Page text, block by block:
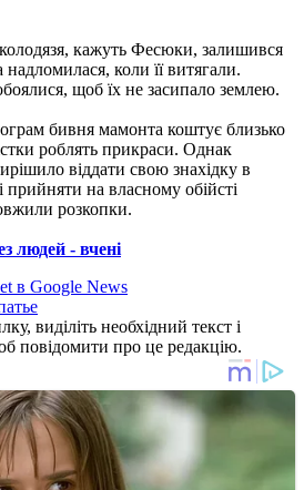
кажуть Фесюки, залишився
коли її витягали.
щоб їх не засипало землею.
бивня мамонта коштує близько
роблять прикраси. Однак
віддати свою знахідку в
на власному обійсті
розкопки.
людей - вчені
в Google News
виділіть необхідний текст і
повідомити про це редакцію.